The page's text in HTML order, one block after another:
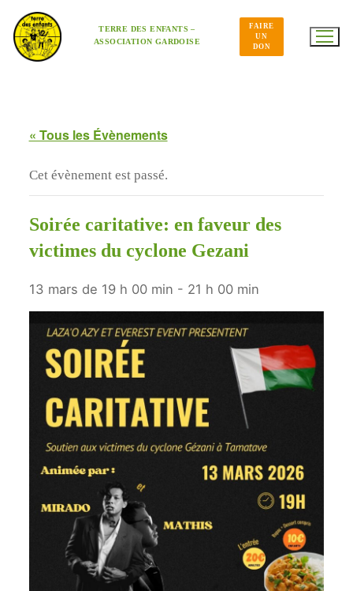
contenu
TERRE DES ENFANTS –
ASSOCIATION GARDOISE
FAIRE
UN
DON
« Tous les Évènements
Cet évènement est passé.
Soirée caritative: en faveur des
victimes du cyclone Gezani
13 mars de 19 h 00 min - 21 h 00 min